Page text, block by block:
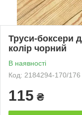
Труси-боксери
колір чорний
В наявності
Код: 2184294-170/176
115 ₴